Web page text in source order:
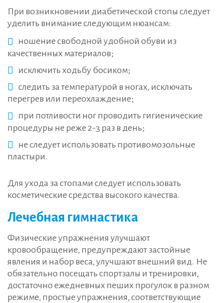
При возникновении диабетической стопы следует
уделить внимание следующим нюансам:
ношение свободной удобной обуви из
качественных материалов;
исключить ходьбу босиком;
следить за температурой в ногах, исключать
перегрев или переохлаждение;
при потливости ног проводить гигиенические
процедуры не реже 2-3 раз в день;
не следует использовать противомозольные
пластыри.
Для ухода за стопами следует использовать
косметические средства высокого качества.
Лечебная гимнастика
Физические упражнения улучшают
кровообращение, предупреждают застойные
явления и набор веса, улучшают внешний вид. Не
обязательно посещать спортзалы и тренировки,
достаточно ежедневных пеших прогулок в разном
режиме, простые упражнения, соответствующие